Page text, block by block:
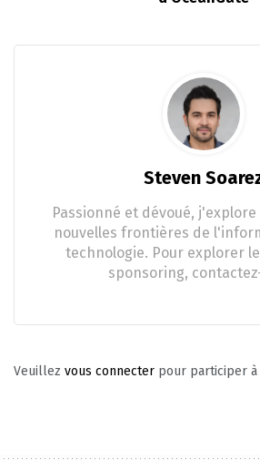
Steven
Passionné et dévoué, j'explore
nouvelles frontières de
technologie. Pour explorer
sponsoring,
Veuillez vous connecter pour participer à